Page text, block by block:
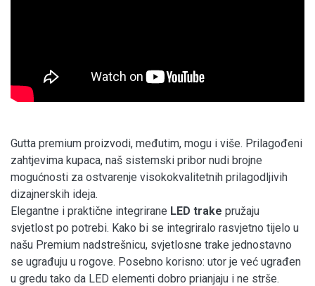
Gutta premium proizvodi, međutim, mogu i više. Prilagođeni
zahtjevima kupaca, naš sistemski pribor nudi brojne
mogućnosti za ostvarenje visokokvalitetnih prilagodljivih
dizajnerskih ideja.
Elegantne i praktične integrirane LED trake pružaju
svjetlost po potrebi. Kako bi se integriralo rasvjetno tijelo u
našu Premium nadstrešnicu, svjetlosne trake jednostavno
se ugrađuju u rogove. Posebno korisno: utor je već ugrađen
u gredu tako da LED elementi dobro prianjaju i ne strše.